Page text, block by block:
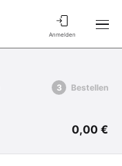
Anmelden
Bestellen
0,00 €